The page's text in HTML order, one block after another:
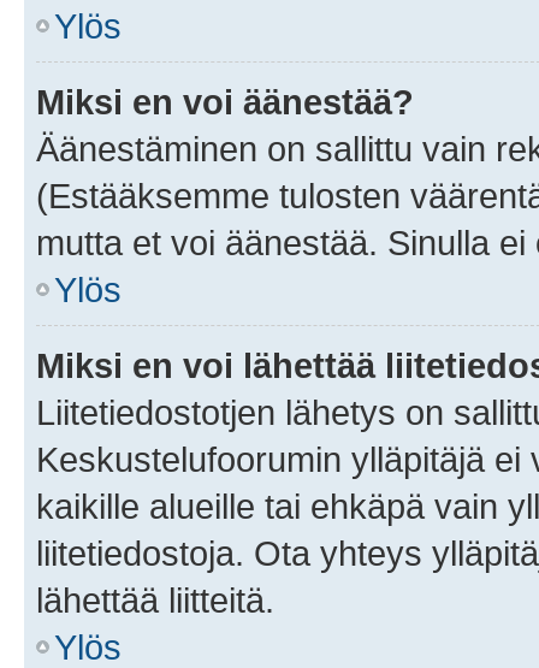
Ylös
Miksi en voi äänestää?
Äänestäminen on sallittu vain
(Estääksemme tulosten
mutta et voi äänestää. Sinulla
Ylös
Miksi en voi lähettää
Liitetiedostotjen lähetys on
Keskustelufoorumin ylläpitäjä
kaikille alueille tai ehkäpä vain
liitetiedostoja. Ota yhteys
lähettää liitteitä.
Ylös